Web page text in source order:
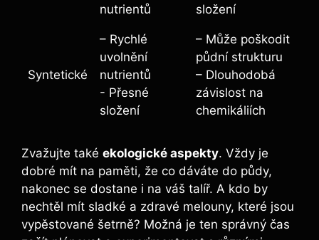
nutrientů
složení
Syntetické
– Rychlé
uvolnění
nutrientů
-⁣ Přesné
složení
– Může poškodit
půdní strukturu
– Dlouhodobá
závislost na
chemikáliích
Zvažujte také ekologické aspekty. Vždy⁣ je
dobré mít na paměti, že co dáváte do půdy,
⁤nakonec se‌ dostane i na váš talíř.⁤ A kdo by
nechtěl mít sladké a zdravé melouny, které jsou
vypěstované šetrně? ⁤Možná je ten správný čas